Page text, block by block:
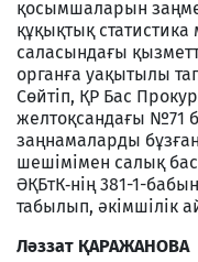
қосымшаларын
құқықтық
саласындағы
органға уақытылы
Сөйтіп, ҚР Бас
желтоқсандағы №71
заңнамаларды
шешімімен салық
ӘҚБтК‑нің 381-1-
табылып, әкімшілік
Ләззат ҚАРАЖАНОВА